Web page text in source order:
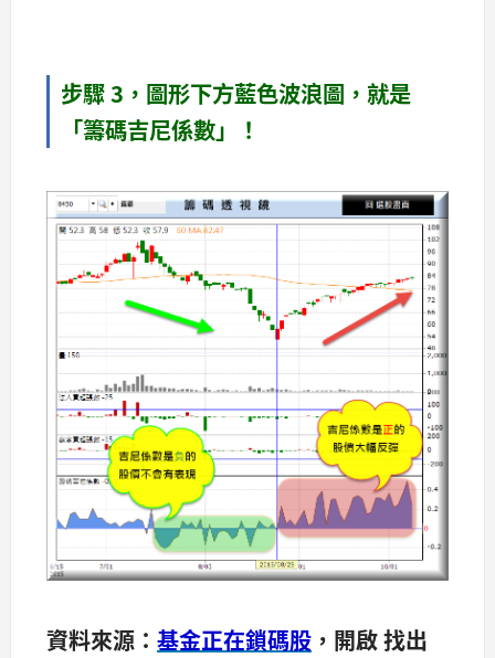
步驟 3，圖形下方藍色波浪圖，就是
「籌碼吉尼係數」
！
資料來源： 基金正在鎖碼股 ，開啟 找出